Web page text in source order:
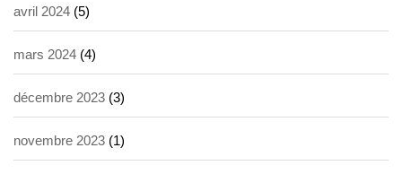
avril 2024 (5)
mars 2024 (4)
décembre 2023 (3)
novembre 2023 (1)